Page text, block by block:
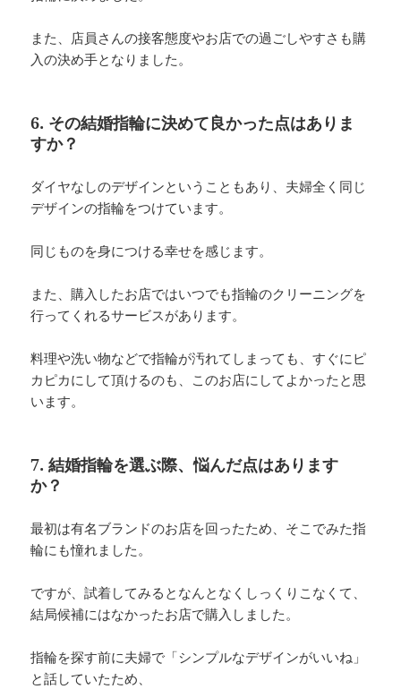
また、店員さんの接客態度やお店での過ごしやすさも購
入の決め手となりました。
6. その結婚指輪に決めて良かった点はありま
すか？
ダイヤなしのデザインということもあり、夫婦全く同じ
デザインの指輪をつけています。
同じものを身につける幸せを感じます。
また、購入したお店ではいつでも指輪のクリーニングを
行ってくれるサービスがあります。
料理や洗い物などで指輪が汚れてしまっても、すぐにピ
カピカにして頂けるのも、このお店にしてよかったと思
います。
7. 結婚指輪を選ぶ際、悩んだ点はあります
か？
最初は有名ブランドのお店を回ったため、そこでみた指
輪にも憧れました。
ですが、試着してみるとなんとなくしっくりこなくて、
結局候補にはなかったお店で購入しました。
指輪を探す前に夫婦で「シンプルなデザインがいいね」
と話していたため、